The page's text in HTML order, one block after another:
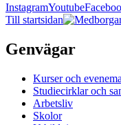
InstagramYoutube
Till startsidan
Genvägar
Kurser och
Studiecirklar och
Arbetsliv
Skolor